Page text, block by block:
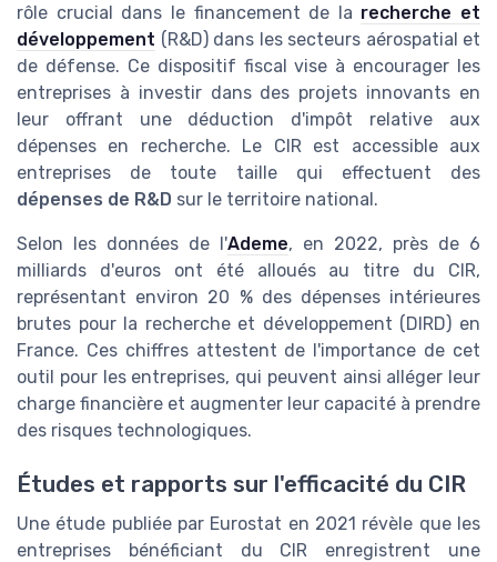
rôle crucial dans le financement de la recherche et
développement (R&D) dans les secteurs aérospatial et
de défense. Ce dispositif fiscal vise à encourager les
entreprises à investir dans des projets innovants en
leur offrant une déduction d'impôt relative aux
dépenses en recherche. Le CIR est accessible aux
entreprises de toute taille qui effectuent des
dépenses de R&D sur le territoire national.
Selon les données de l'Ademe, en 2022, près de 6
milliards d'euros ont été alloués au titre du CIR,
représentant environ 20 % des dépenses intérieures
brutes pour la recherche et développement (DIRD) en
France. Ces chiffres attestent de l'importance de cet
outil pour les entreprises, qui peuvent ainsi alléger leur
charge financière et augmenter leur capacité à prendre
des risques technologiques.
Études et rapports sur l'efficacité du CIR
Une étude publiée par Eurostat en 2021 révèle que les
entreprises bénéficiant du CIR enregistrent une